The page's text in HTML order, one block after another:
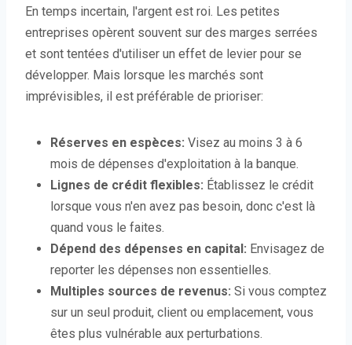
En temps incertain, l'argent est roi. Les petites
entreprises opèrent souvent sur des marges serrées
et sont tentées d'utiliser un effet de levier pour se
développer. Mais lorsque les marchés sont
imprévisibles, il est préférable de prioriser:
Réserves en espèces: Visez au moins 3 à 6
mois de dépenses d'exploitation à la banque.
Lignes de crédit flexibles: Établissez le crédit
lorsque vous n'en avez pas besoin, donc c'est là
quand vous le faites.
Dépend des dépenses en capital: Envisagez de
reporter les dépenses non essentielles.
Multiples sources de revenus: Si vous comptez
sur un seul produit, client ou emplacement, vous
êtes plus vulnérable aux perturbations.